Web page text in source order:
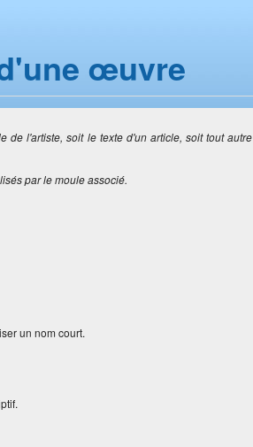
œuvre
l'artiste, soit le texte d'un article, soit tout autre
par le moule associé.
un nom court.